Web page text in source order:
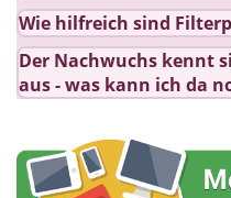
Wie hilfreich sind
Der Nachwuchs kennt
aus - was kann ich da